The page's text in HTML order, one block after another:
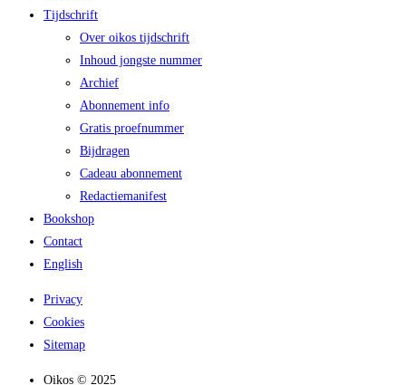
Tijdschrift
Over oikos tijdschrift
Inhoud jongste nummer
Archief
Abonnement info
Gratis proefnummer
Bijdragen
Cadeau abonnement
Redactiemanifest
Bookshop
Contact
English
Privacy
Cookies
Sitemap
Oikos © 2025